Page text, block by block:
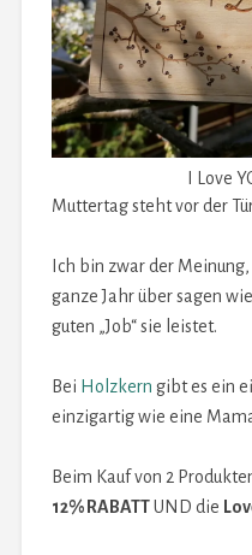
I Love
Muttertag steht vor der
Ich bin zwar der
ganze Jahr über sagen
guten „Job“ sie leistet.
Bei Holzkern gibt es ein
einzigartig wie eine
Beim Kauf von 2
12% RABATTUND die